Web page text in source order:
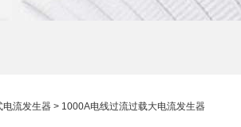
电流发生器 > 1000A电线过流过载大电流发生器